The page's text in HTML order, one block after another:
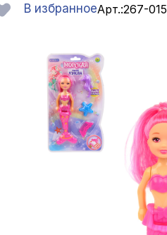
В избранноеАрт.:267-015